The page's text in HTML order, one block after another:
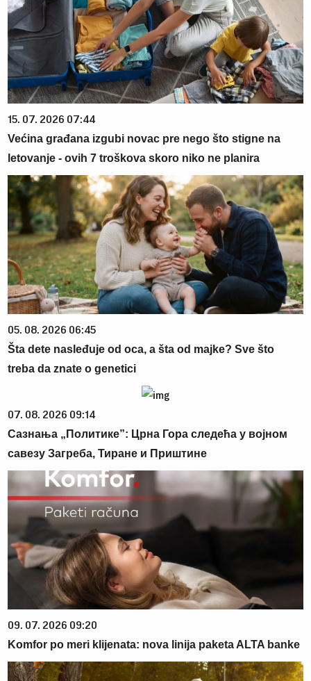
15. 07. 2026 07:44
Većina građana izgubi novac pre nego što stigne na
letovanje - ovih 7 troškova skoro niko ne planira
05. 08. 2026 06:45
Šta dete nasleđuje od oca, a šta od majke? Sve što
treba da znate o genetici
07. 08. 2026 09:14
Сазнања „Политике”: Црна Гора следећа у војном
савезу Загреба, Тиране и Приштине
09. 07. 2026 09:20
Komfor po meri klijenata: nova linija paketa ALTA banke